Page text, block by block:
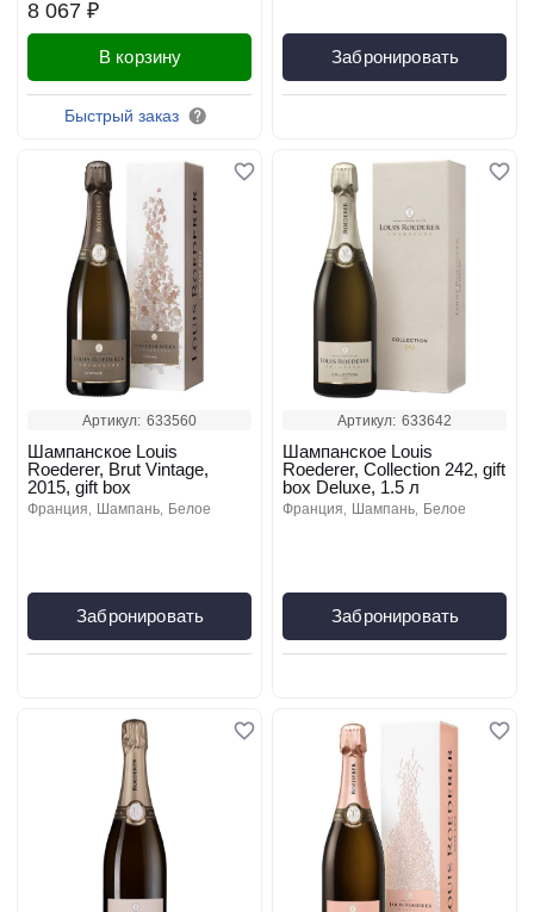
8 067 ₽
В корзину
Быстрый заказ
Забронировать
Артикул: 633560
Шампанское Louis
Roederer, Brut Vintage,
2015, gift box
франция шампань белое
Забронировать
Артикул: 633642
Шампанское Louis
Roederer, Collection 242, gift
box Deluxe, 1.5 л
франция шампань белое
Забронировать